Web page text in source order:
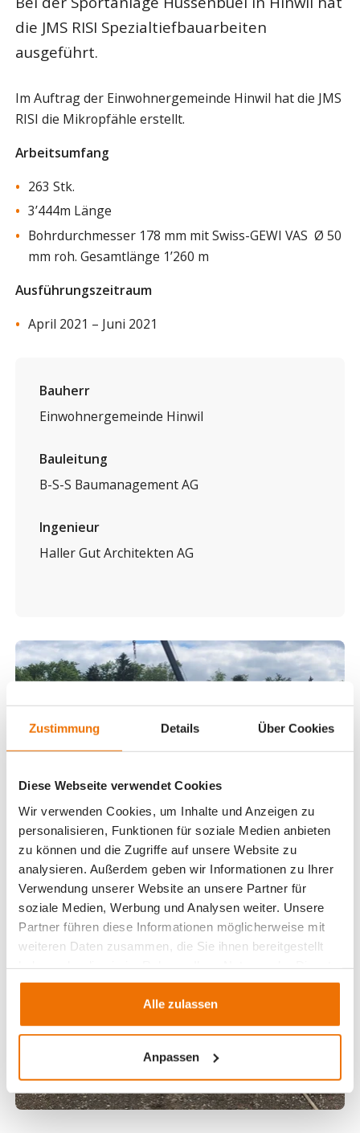
Zustimmung Details Über Cookies
Diese Webseite verwendet Cookies
Wir verwenden Cookies, um Inhalte und Anzeigen zu
personalisieren, Funktionen für soziale Medien anbieten
zu können und die Zugriffe auf unsere Website zu
analysieren. Außerdem geben wir Informationen zu Ihrer
Verwendung unserer Website an unsere Partner für
soziale Medien, Werbung und Analysen weiter. Unsere
Partner führen diese Informationen möglicherweise mit
weiteren Daten zusammen, die Sie ihnen bereitgestellt
gesammelt haben.
Alle zulassen
Anpassen
die JMS RISI Spezialtiefbauarbeiten
ausgeführt.
Im Auftrag der Einwohnergemeinde Hinwil hat die JMS
RISI die Mikropfähle erstellt.
Arbeitsumfang
263 Stk.
3’444m Länge
Bohrdurchmesser 178 mm mit Swiss-GEWI VAS Ø 50
mm roh. Gesamtlänge 1’260 m
Ausführungszeitraum
April 2021 – Juni 2021
Bauherr
Einwohnergemeinde Hinwil
Bauleitung
B-S-S Baumanagement AG
Ingenieur
Haller Gut Architekten AG